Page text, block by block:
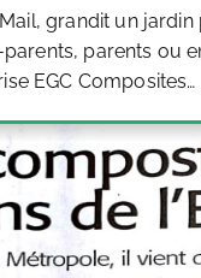
grandit un
parents ou
EGC Composites…